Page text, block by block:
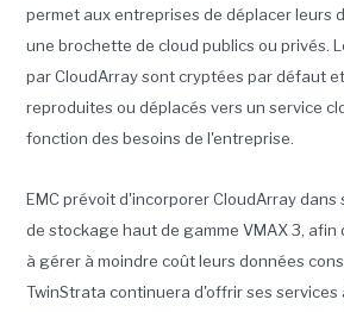
permet aux entreprises de déplacer leurs
une brochette de cloud publics ou privés.
par CloudArray sont cryptées par défaut
reproduites ou déplacés vers un service
fonction des besoins de l'entreprise.
EMC prévoit d'incorporer CloudArray dans
de stockage haut de gamme VMAX 3,
à gérer à moindre coût leurs données
TwinStrata continuera d'offrir ses services